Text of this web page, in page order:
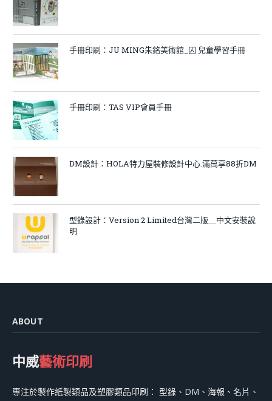
手冊印刷：JU MING朱銘美術館_囚 兒童學習手冊
手冊印刷：TAS VIP會員手冊
DM設計：HOLA特力屋裝修設計中心.滿萬享88折DM
型錄設計：Version 2 Limited台灣二版＿中文安裝說
明
ABOUT
中威藝術印刷
專注於製作紙製類品及塑膠類品印刷： 型錄、DM、海報、名片、